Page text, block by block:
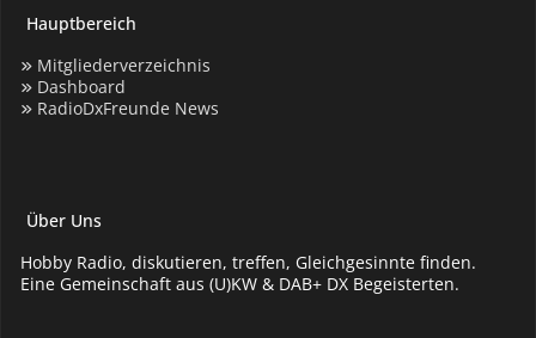
Hauptbereich
Mitgliederverzeichnis
Dashboard
RadioDxFreunde News
Über Uns
Hobby Radio, diskutieren, treffen, Gleichgesinnte finden.
Eine Gemeinschaft aus (U)KW & DAB+ DX Begeisterten.